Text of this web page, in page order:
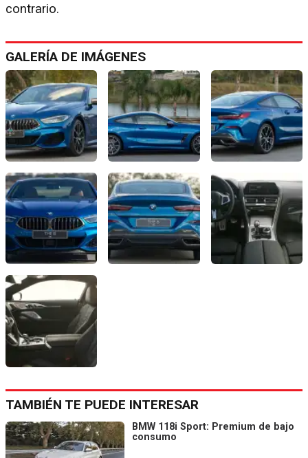
contrario.
GALERÍA DE IMÁGENES
TAMBIÉN TE PUEDE INTERESAR
BMW 118i Sport: Premium de bajo
consumo